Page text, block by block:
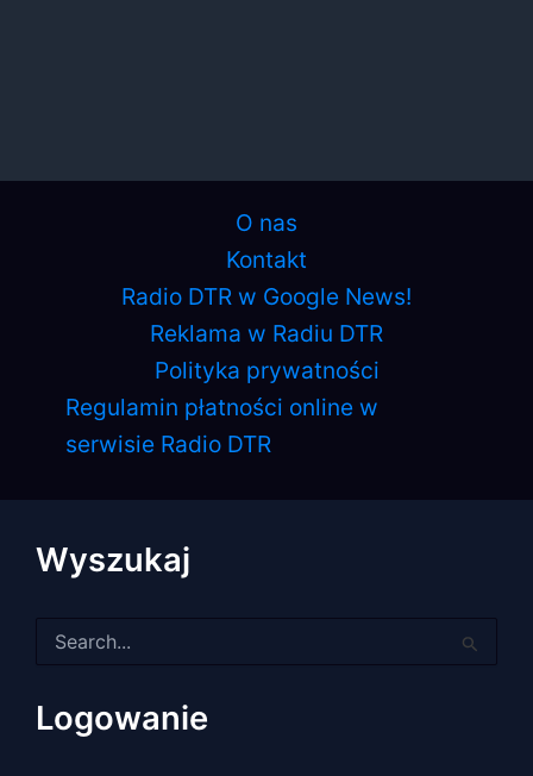
O nas
Kontakt
Radio DTR w Google News!
Reklama w Radiu DTR
Polityka prywatności
Regulamin płatności online w
serwisie Radio DTR
Wyszukaj
dla:
Logowanie